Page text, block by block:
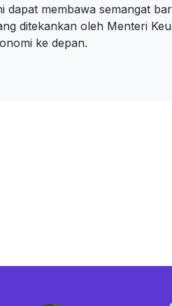
dapat membawa semangat
ditekankan oleh Menteri
ke depan.